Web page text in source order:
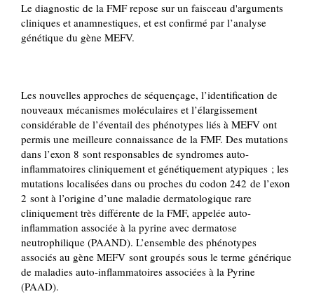
Le diagnostic de la FMF repose sur un faisceau d'arguments
cliniques et anamnestiques, et est confirmé par l’analyse
génétique du gène MEFV.
Les nouvelles approches de séquençage, l’identification de
nouveaux mécanismes moléculaires et l’élargissement
considérable de l’éventail des phénotypes liés à MEFV ont
permis une meilleure connaissance de la FMF. Des mutations
dans l’exon 8 sont responsables de syndromes auto-
inflammatoires cliniquement et génétiquement atypiques ; les
mutations localisées dans ou proches du codon 242 de l’exon
2 sont à l’origine d’une maladie dermatologique rare
cliniquement très différente de la FMF, appelée auto-
inflammation associée à la pyrine avec dermatose
neutrophilique (PAAND). L’ensemble des phénotypes
associés au gène MEFV sont groupés sous le terme générique
de maladies auto-inflammatoires associées à la Pyrine
(PAAD).